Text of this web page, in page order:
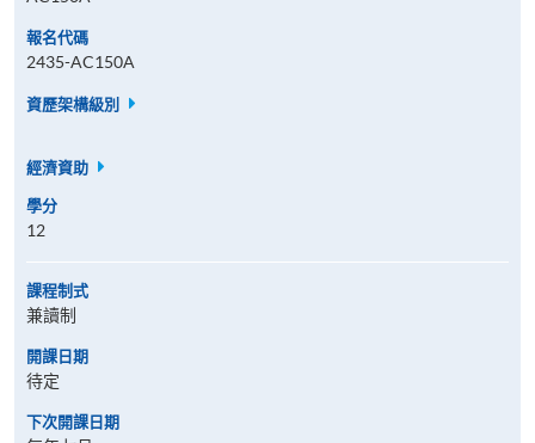
報名代碼
2435-AC150A
資歷架構級別
經濟資助
學分
12
課程制式
兼讀制
開課日期
待定
下次開課日期